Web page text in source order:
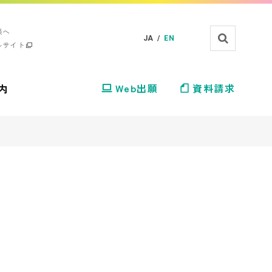
イト
JA / EN
Web出願 資料請求